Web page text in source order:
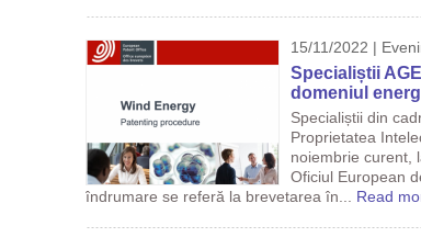
15/11/2022 |
Specialiștii
domeniul
Specialiștii din
Proprietatea
noiembrie curent,
Oficiul European
îndrumare se referă la brevetarea în... Read